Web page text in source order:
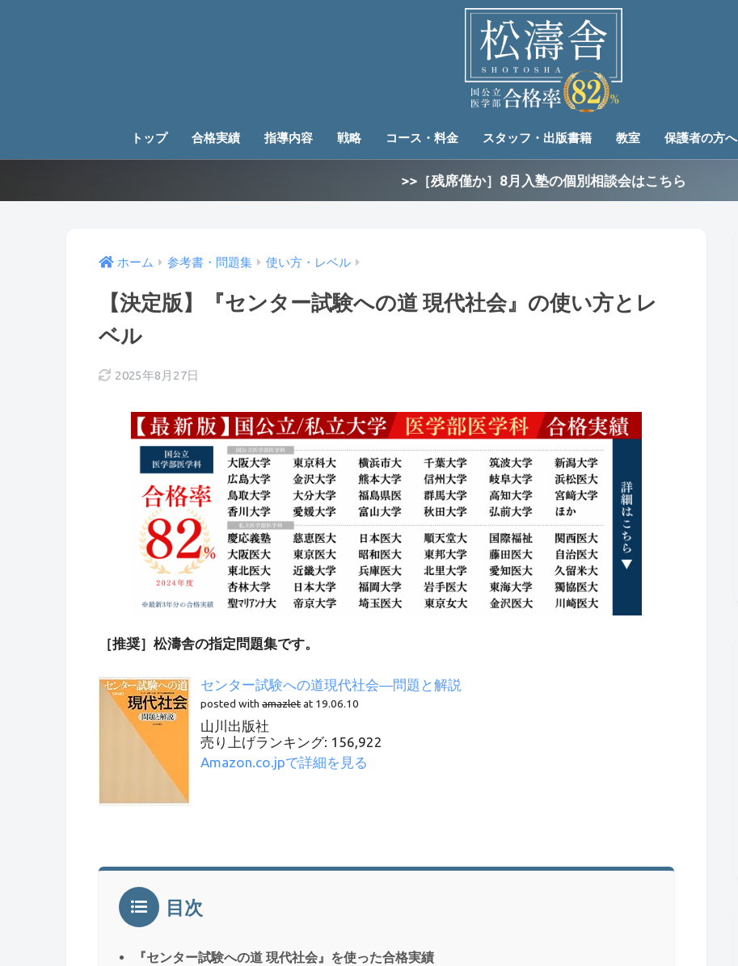
トップ 合格実績 指導内容 戦略 コース・料金 スタッフ・出版書籍 教室 保護者の方へ
>>［残席僅か］8月入塾の個別相談会はこちら
ホーム 参考書・問題集 使い方・レベル
【決定版】『センター試験への道 現代社会』の使い方とレ
ベル
2025年8月27日
［推奨］松濤舎の指定問題集です。
センター試験への道現代社会―問題と解説
posted with amazletat 19.06.10
山川出版社
売り上げランキング: 156,922
Amazon.co.jpで詳細を見る
目次
『センター試験への道 現代社会』を使った合格実績